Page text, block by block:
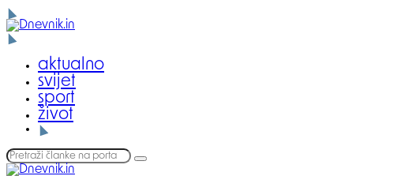
Menu
Dnevnik.in
Search
aktualno
svijet
sport
život
Search
Search
for:
Search
Dnevnik.in